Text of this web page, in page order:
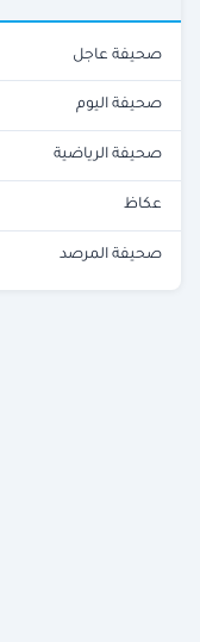
صحيفة عاجل
صحيفة اليوم
صحيفة الرياضية
عكاظ
صحيفة المرصد